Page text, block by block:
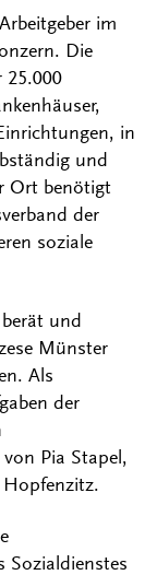
im
Die
25.000
in
und
Ort benötigt
der
soziale
und
Münster
Als
der
Pia Stapel,
Sozialdienstes